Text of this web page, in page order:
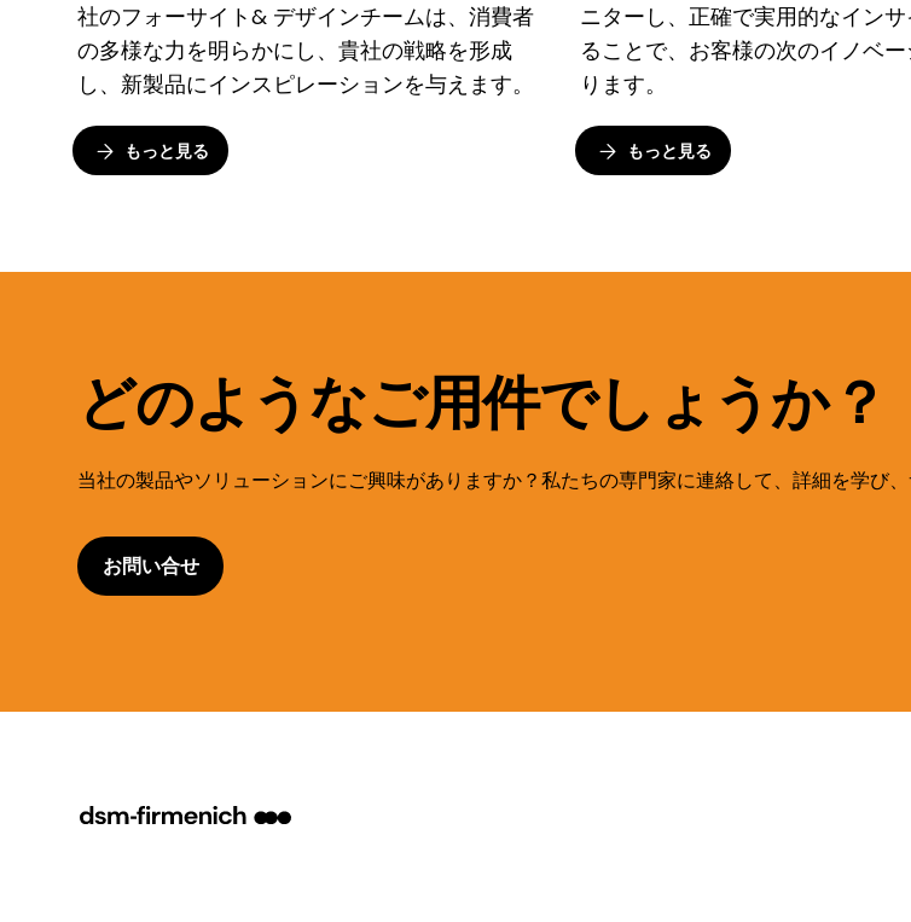
社のフォーサイト& デザインチームは、消費者
の多様な力を明らかにし、貴社の戦略を形成
し、新製品にインスピレーションを与えます。
もっと見る
ニターし、正確で実用的なイン
ることで、お客様の次のイノベ
ります。
もっと見る
どのようなご用件でしょうか？
当社の製品やソリューションにご興味がありますか？私たちの専門家に連絡して、詳細を学び
お問い合せ